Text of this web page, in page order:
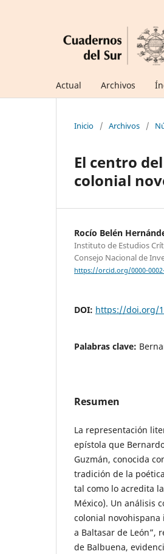
Actual Archivos
Inicio / Archivos /
El centro
colonial
Rocío Belén
Instituto de Estudios
Consejo Nacional de
https://orcid.org/0000-
DOI: https://doi.org/
Palabras clave:
Resumen
La representación
epístola que
Guzmán, conocida
tradición de la
tal como lo acredita
México). Un análisis
colonial novohispana
a Baltasar de León”,
de Balbuena,